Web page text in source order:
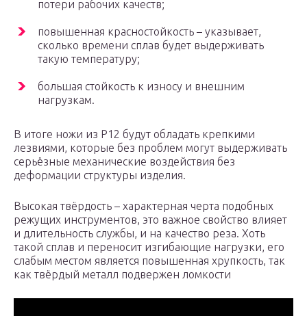
потери рабочих качеств;
повышенная красностойкость – указывает,
сколько времени сплав будет выдерживать
такую температуру;
большая стойкость к износу и внешним
нагрузкам.
В итоге ножи из Р12 будут обладать крепкими
лезвиями, которые без проблем могут выдерживать
серьёзные механические воздействия без
деформации структуры изделия.
Высокая твёрдость – характерная черта подобных
режущих инструментов, это важное свойство влияет
и длительность службы, и на качество реза. Хоть
такой сплав и переносит изгибающие нагрузки, его
слабым местом является повышенная хрупкость, так
как твёрдый металл подвержен ломкости